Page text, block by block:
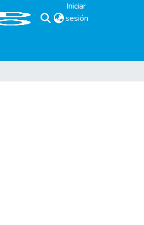
Iniciar
sesión